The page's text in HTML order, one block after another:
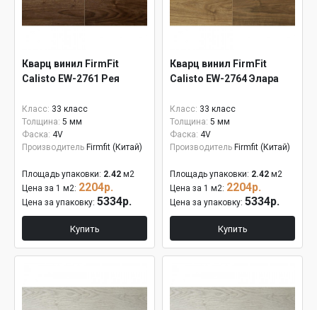
Кварц винил FirmFit
Calisto EW-2761 Рея
Класс: 33 класс
Толщина: 5 мм
Фаска: 4V
Производитель Firmfit (Китай)
Площадь упаковки: 2.42 м2
Цена за 1 м2: 2204р.
Цена за упаковку: 5334р.
Купить
Кварц винил FirmFit
Calisto EW-2764 Элара
Класс: 33 класс
Толщина: 5 мм
Фаска: 4V
Производитель Firmfit (Китай)
Площадь упаковки: 2.42 м2
Цена за 1 м2: 2204р.
Цена за упаковку: 5334р.
Купить